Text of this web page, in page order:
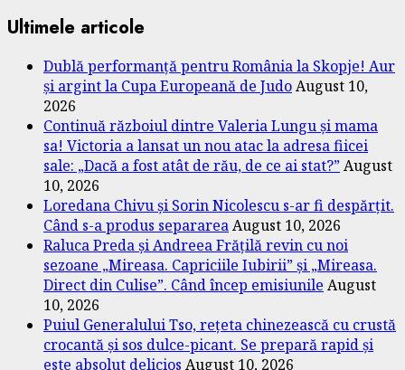
Ultimele articole
Dublă performanță pentru România la Skopje! Aur
și argint la Cupa Europeană de JudoAugust 10,
2026
Continuă războiul dintre Valeria Lungu și mama
sa! Victoria a lansat un nou atac la adresa fiicei
sale: „Dacă a fost atât de rău, de ce ai stat?”August
10, 2026
Loredana Chivu și Sorin Nicolescu s-ar fi despărțit.
Când s-a produs separareaAugust 10, 2026
Raluca Preda și Andreea Frățilă revin cu noi
sezoane „Mireasa. Capriciile Iubirii” și „Mireasa.
Direct din Culise”. Când încep emisiunile August
10, 2026
Puiul Generalului Tso, rețeta chinezească cu crustă
crocantă și sos dulce-picant. Se prepară rapid și
este absolut delicios August 10, 2026